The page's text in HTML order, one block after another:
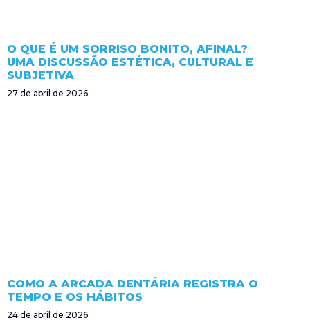
O QUE É UM SORRISO BONITO, AFINAL?
UMA DISCUSSÃO ESTÉTICA, CULTURAL E
SUBJETIVA
27 de abril de 2026
COMO A ARCADA DENTÁRIA REGISTRA O
TEMPO E OS HÁBITOS
24 de abril de 2026